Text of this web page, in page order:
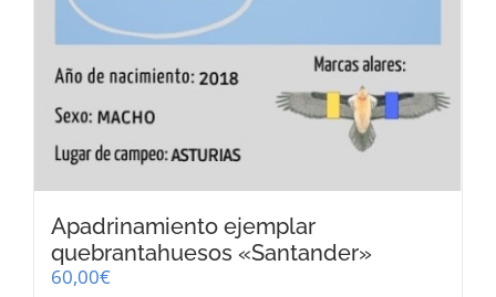
Apadrinamiento ejemplar
quebrantahuesos «Santander»
60,00€